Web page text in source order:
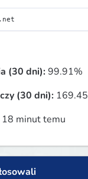
(30 dni):99.91%
(30 dni): 169.45
18 minut temu